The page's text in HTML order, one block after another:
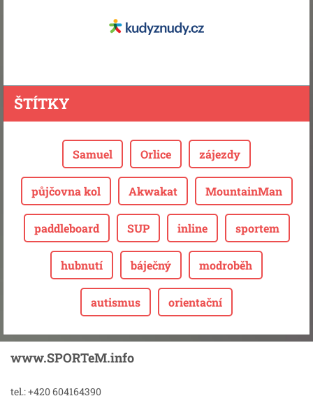
ŠTÍTKY
Samuel Orlice zájezdy
půjčovna kol Akwakat MountainMan
paddleboard SUP inline sportem
hubnutí báječný modroběh
autismus orientační
www.SPORTeM.info
tel.: +420 604164390